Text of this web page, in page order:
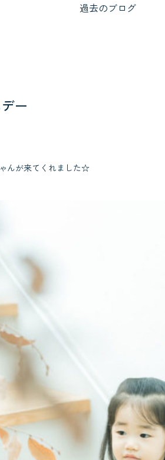
過去のブログ
ー
んが来てくれました☆